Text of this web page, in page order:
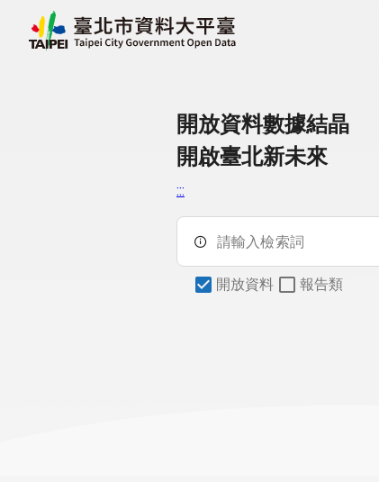
跳至主要內容
臺北市資料大平臺
開放資料數據結晶
開啟臺北新未來
:::
請輸入檢索詞
開放資料 報告類